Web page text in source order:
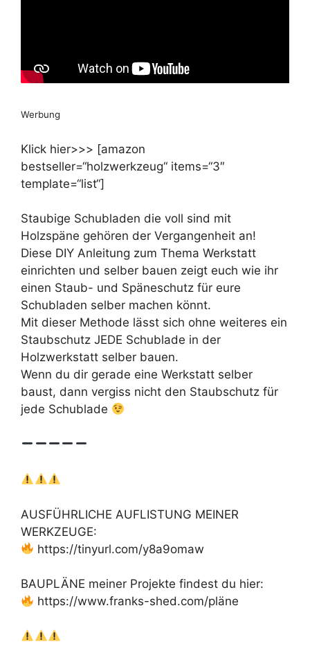
Werbung
Klick hier>>> [amazon
bestseller=“holzwerkzeug“ items=“3″
template=“list“]
Staubige Schubladen die voll sind mit
Holzspäne gehören der Vergangenheit an!
Diese DIY Anleitung zum Thema Werkstatt
einrichten und selber bauen zeigt euch wie ihr
einen Staub- und Späneschutz für eure
Schubladen selber machen könnt.
Mit dieser Methode lässt sich ohne weiteres ein
Staubschutz JEDE Schublade in der
Holzwerkstatt selber bauen.
Wenn du dir gerade eine Werkstatt selber
baust, dann vergiss nicht den Staubschutz für
jede Schublade
AUSFÜHRLICHE AUFLISTUNG MEINER
WERKZEUGE:
https://tinyurl.com/y8a9omaw
BAUPLÄNE meiner Projekte findest du hier:
https://www.franks-shed.com/pläne